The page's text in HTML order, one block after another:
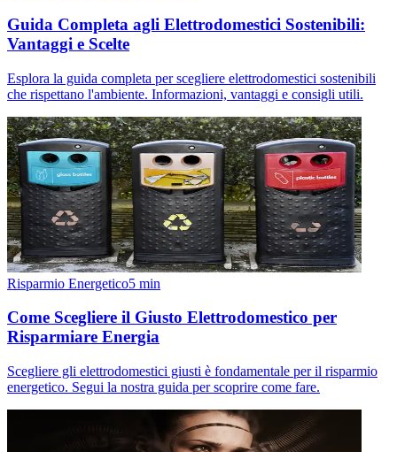
Guida Completa agli Elettrodomestici Sostenibili:
Vantaggi e Scelte
Esplora la guida completa per scegliere elettrodomestici sostenibili
che rispettano l'ambiente. Informazioni, vantaggi e consigli utili.
Risparmio Energetico5 min
Come Scegliere il Giusto Elettrodomestico per
Risparmiare Energia
Scegliere gli elettrodomestici giusti è fondamentale per il risparmio
energetico. Segui la nostra guida per scoprire come fare.